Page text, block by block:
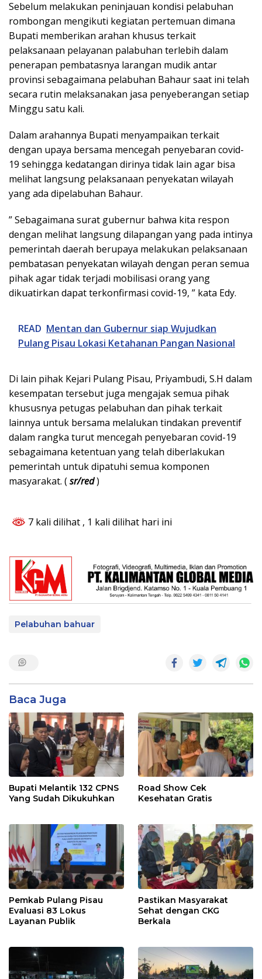
Sebelum melakukan peninjauan kondisi pelabuhan
rombongan mengikuti kegiatan pertemuan dimana
Bupati memberikan arahan khusus terkait
pelaksanaan pelayanan palabuhan terlebih dalam
penerapan pembatasnya larangan mudik antar
provinsi sebagaimana pelabuhan Bahaur saat ini telah
secara rutin melaksanakan jasa penyeberangan setiap
Minggu satu kali.
Dalam arahannya Bupati menyampaikan terkait
dengan upaya bersama mencegah penyebaran covid-
19 sehingga kedatangan dirinya tidak lain agar bisa
melihat langsung pelaksanaan penyekatan wilayah
yang ada dipelabuhan Bahaur.
” Sebagaimana surat gubernur bahwa kita respon
dengan melihat langsung dilapangan yang pada intinya
pemerintah daerah berupaya melakukan pelaksanaan
pembatasan penyekatan wilayah dengan peran semua
pihak agar tidak terjadi mobilisasi orang yang
dikuatirkan dapat terkonfirmasi covid-19, ” kata Edy.
READ Mentan dan Gubernur siap Wujudkan
Pulang Pisau Lokasi Ketahanan Pangan Nasional
Di lain pihak Kejari Pulang Pisau, Priyambudi, S.H dalam
kesempatan tersebut juga mengajak semua pihak
khususnya petugas pelabuhan dan pihak terkait
lainnya untuk bersama melalukan tindakan preventif
dalam rangka turut mencegah penyebaran covid-19
sebagaimana ketentuan yang telah diberlakukan
pemerintah untuk dipatuhi semua komponen
masyarakat. (sr/red)
7 kali dilihat , 1 kali dilihat hari ini
Pelabuhan bahuar
Baca Juga
Bupati Melantik 132 CPNS
Yang Sudah Dikukuhkan
Road Show Cek
Kesehatan Gratis
Pemkab Pulang Pisau
Evaluasi 83 Lokus
Layanan Publik
Pastikan Masyarakat
Sehat dengan CKG
Berkala